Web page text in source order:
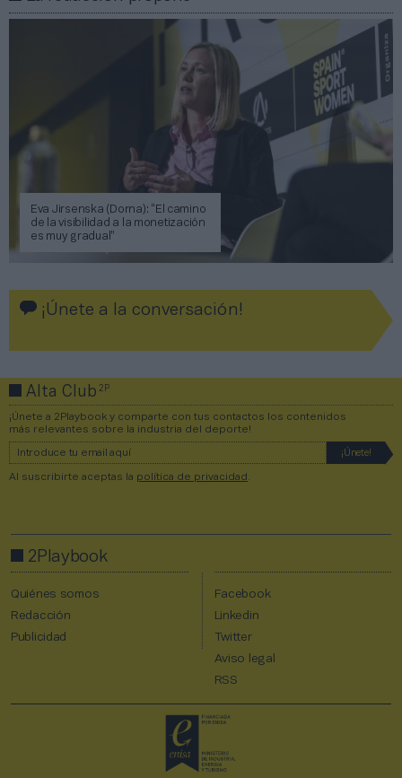
Eva Jirsenska (Dorna): “El camino
de la visibilidad a la monetización
es muy gradual”
¡Únete a la conversación!
Alta Club2P
¡Únete a 2Playbook y comparte con tus contactos los contenidos
más relevantes sobre la industria del deporte!
Al suscribirte aceptas la política de privacidad .
2Playbook
Quiénes somos
Redacción
Publicidad
Facebook
Linkedin
Twitter
Aviso legal
RSS